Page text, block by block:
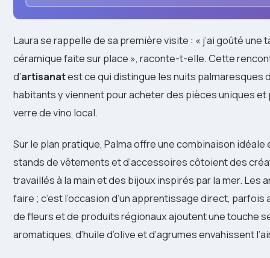
Laura se rappelle de sa première visite : « j’ai goûté
céramique faite sur place », raconte-t-elle. Cette
d’artisanatest ce qui distingue les nuits
habitants y viennent pour acheter des pièces uniques et
verre de vino local.
Sur le plan pratique, Palma offre une combinaison
stands de vêtements et d’accessoires côtoient des
travaillés à la main et des bijoux inspirés par la mer. Les
faire ; c’est l’occasion d’un apprentissage direct,
de fleurs et de produits régionaux ajoutent une touche
aromatiques, d’huile d’olive et d’agrumes envahissent